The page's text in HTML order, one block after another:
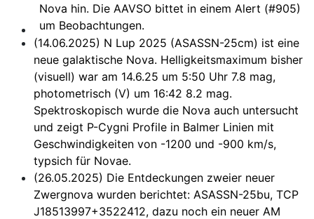
Nova hin. Die AAVSO bittet in einem Alert (#905)
um Beobachtungen.
(14.06.2025) N Lup 2025 (ASASSN-25cm) ist eine
neue galaktische Nova. Helligkeitsmaximum bisher
(visuell) war am 14.6.25 um 5:50 Uhr 7.8 mag,
photometrisch (V) um 16:42 8.2 mag.
Spektroskopisch wurde die Nova auch untersucht
und zeigt P-Cygni Profile in Balmer Linien mit
Geschwindigkeiten von -1200 und -900 km/s,
typsich für Novae.
(26.05.2025) Die Entdeckungen zweier neuer
Zwergnova wurden berichtet: ASASSN-25bu, TCP
J18513997+3522412, dazu noch ein neuer AM